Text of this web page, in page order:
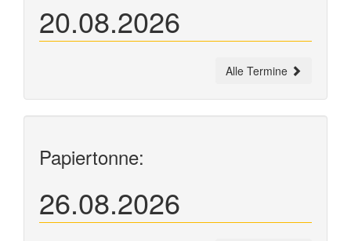
20.08.2026
Alle Termine
Papiertonne:
26.08.2026